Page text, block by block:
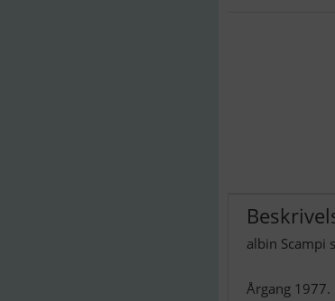
albin Scampi
Årgang 1977.